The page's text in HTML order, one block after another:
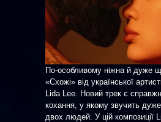
По-особливому ніжна й дуже
«Схожі» від української
Lida Lee. Новий трек є
кохання, у якому звучить дуже
двох людей. У цій композиції